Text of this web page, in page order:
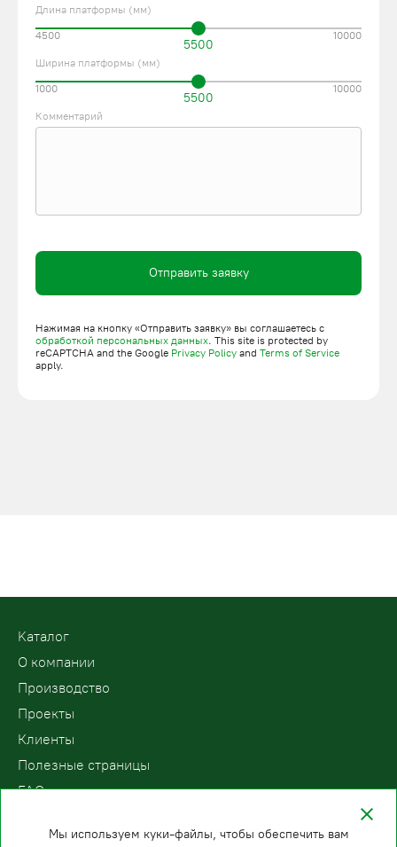
Длина платформы (мм)
5500
4500 10000
Ширина платформы (мм)
5500
1000 10000
Комментарий
Отправить заявку
Нажимая на кнопку «Отправить заявку» вы соглашаетесь с
обработкой персональных данных. This site is protected by
reCAPTCHA and the Google Privacy Policy and Terms of Service
apply.
Kаталог
О компании
Производство
Проекты
Клиенты
Полезные страницы
FAQ
Мы используем куки-файлы, чтобы обеспечить вам